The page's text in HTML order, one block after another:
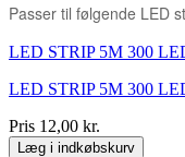
Passer til følgende LED
LED STRIP 5M 300
LED STRIP 5M 300
Pris 12,00 kr.
Læg i indkøbskurv